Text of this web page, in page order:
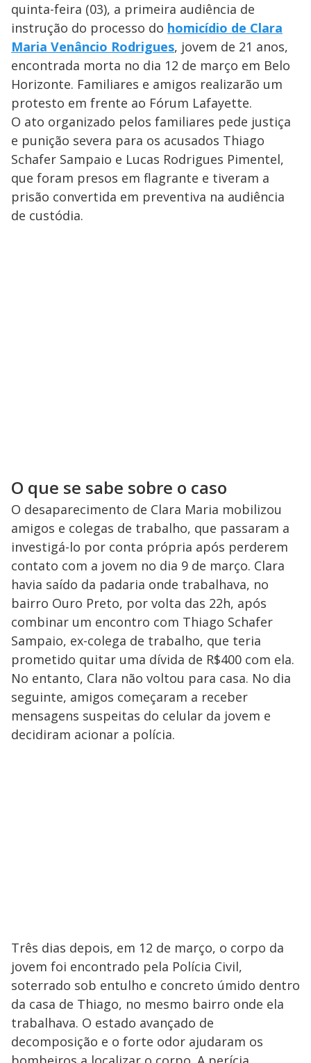
quinta-feira (03), a primeira audiência de
instrução do processo do homicídio de Clara
Maria Venâncio Rodrigues, jovem de 21 anos,
encontrada morta no dia 12 de março em Belo
Horizonte. Familiares e amigos realizarão um
protesto em frente ao Fórum Lafayette.
O ato organizado pelos familiares pede justiça
e punição severa para os acusados Thiago
Schafer Sampaio e Lucas Rodrigues Pimentel,
que foram presos em flagrante e tiveram a
prisão convertida em preventiva na audiência
de custódia.
O que se sabe sobre o caso
O desaparecimento de Clara Maria mobilizou
amigos e colegas de trabalho, que passaram a
investigá-lo por conta própria após perderem
contato com a jovem no dia 9 de março. Clara
havia saído da padaria onde trabalhava, no
bairro Ouro Preto, por volta das 22h, após
combinar um encontro com Thiago Schafer
Sampaio, ex-colega de trabalho, que teria
prometido quitar uma dívida de R$400 com ela.
No entanto, Clara não voltou para casa. No dia
seguinte, amigos começaram a receber
mensagens suspeitas do celular da jovem e
decidiram acionar a polícia.
Três dias depois, em 12 de março, o corpo da
jovem foi encontrado pela Polícia Civil,
soterrado sob entulho e concreto úmido dentro
da casa de Thiago, no mesmo bairro onde ela
trabalhava. O estado avançado de
decomposição e o forte odor ajudaram os